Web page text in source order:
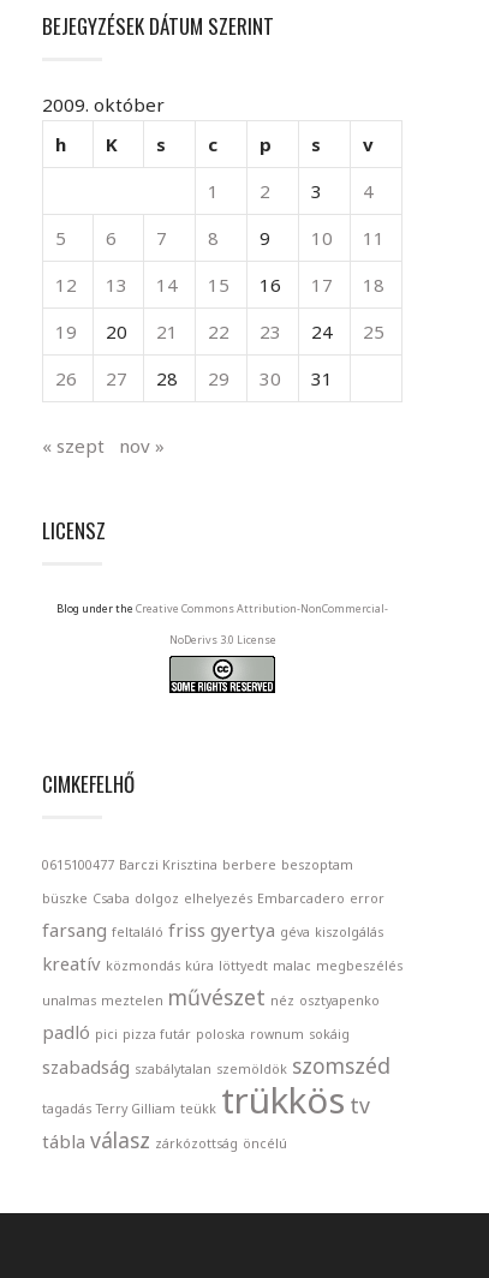
BEJEGYZÉSEK DÁTUM SZERINT
2009. október
h
K s c p s
v
1
2 3
4
5
6 7 8 9 10
11
12
13 14 15 16 17
18
19
20 21 22 23 24
25
26
27 28 29 30 31
« szept nov »
LICENSZ
Blog under the Creative Commons Attribution-NonCommercial-
NoDerivs 3.0 License
CIMKEFELHŐ
0615100477 Barczi Krisztina berbere beszoptam
büszke Csaba dolgoz elhelyezés Embarcadero error
farsang feltaláló friss gyertya géva kiszolgálás
kreatív közmondás kúra löttyedt malac megbeszélés
unalmas meztelen művészet néz osztyapenko
padló pici pizza futár poloska rownum sokáig
szabadság szabálytalan szemöldök szomszéd
tagadás Terry Gilliam teükk trükkös tv
tábla válasz zárkózottság öncélú